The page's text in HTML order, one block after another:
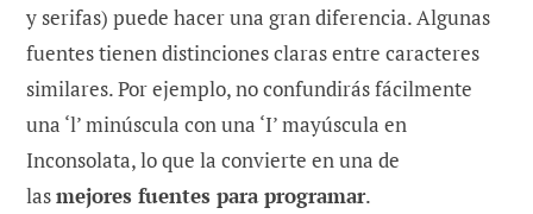
y serifas) puede hacer una gran diferencia. Algunas
fuentes tienen distinciones claras entre caracteres
similares. Por ejemplo, no confundirás fácilmente
una ‘l’ minúscula con una ‘I’ mayúscula en
Inconsolata, lo que la convierte en una de
lasmejores fuentes para programar.